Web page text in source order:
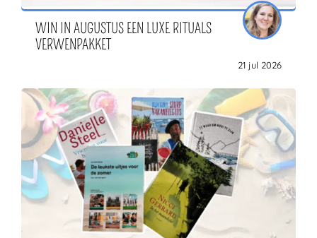
ZOEKEN
WIN IN AUGUSTUS EEN LUXE RITUALS
VERWENPAKKET
21 jul 2026